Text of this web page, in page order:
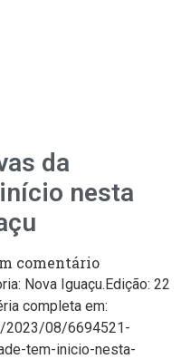
da
nesta
comentário
Nova Iguaçu.Edição: 22
completa em:
2023/08/6694521-
tem-inicio-nesta-